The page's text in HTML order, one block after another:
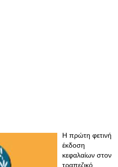
Η πρώτη φετινή
έκδοση
κεφαλαίων στον
τραπεζικό